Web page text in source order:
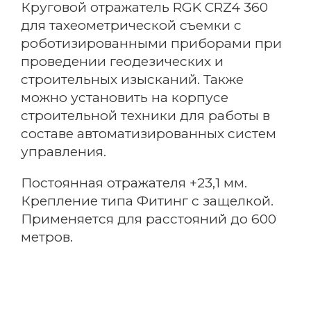
Круговой отражатель RGK CRZ4 360
для тахеометрической съемки с
роботизированными приборами при
проведении геодезических и
строительных изысканий. Также
можно установить на корпусе
строительной техники для работы в
составе автоматизированных систем
управления.
Постоянная отражателя +23,1 мм.
Крепление типа Фитинг с защелкой.
Применяется для расстояний до 600
метров.